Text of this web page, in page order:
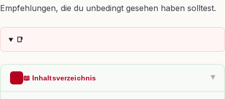
Empfehlungen, die du unbedingt gesehen haben solltest.
📑
📖 Inhaltsverzeichnis ▶